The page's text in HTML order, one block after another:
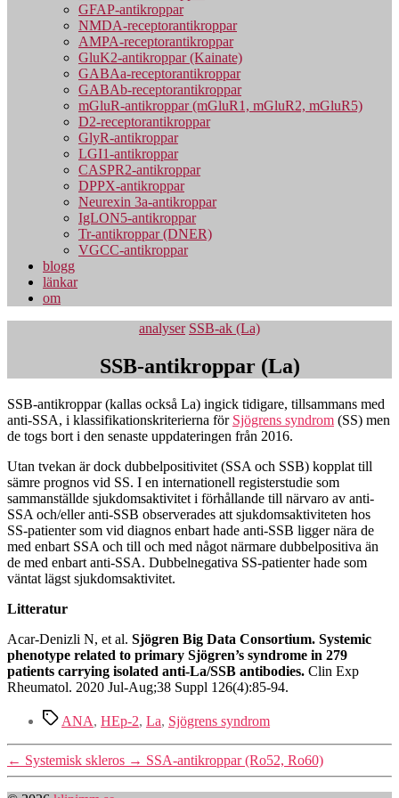
GFAP-antikroppar
NMDA-receptorantikroppar
AMPA-receptorantikroppar
GluK2-antikroppar (Kainate)
GABAa-receptorantikroppar
GABAb-receptorantikroppar
mGluR-antikroppar (mGluR1, mGluR2, mGluR5)
D2-receptorantikroppar
GlyR-antikroppar
LGI1-antikroppar
CASPR2-antikroppar
DPPX-antikroppar
Neurexin 3a-antikroppar
IgLON5-antikroppar
Tr-antikroppar (DNER)
VGCC-antikroppar
blogg
länkar
om
Kategorier
analyser SSB-ak (La)
SSB-antikroppar (La)
SSB-antikroppar (kallas också La) ingick tidigare, tillsammans med
anti-SSA, i klassifikationskriterierna för Sjögrens syndrom (SS) men
de togs bort i den senaste uppdateringen från 2016.
Utan tvekan är dock dubbelpositivitet (SSA och SSB) kopplat till
sämre prognos vid SS. I en internationell registerstudie som
sammanställde sjukdomsaktivitet i förhållande till närvaro av anti-
SSA och/eller anti-SSB observerades att sjukdomsaktiviteten hos
SS-patienter som vid diagnos enbart hade anti-SSB ligger nära de
med enbart SSA och till och med något närmare dubbelpositiva än
de med enbart anti-SSA. Dubbelnegativa SS-patienter hade som
väntat lägst sjukdomsaktivitet.
Litteratur
Acar-Denizli N, et al. Sjögren Big Data Consortium. Systemic
phenotype related to primary Sjögren’s syndrome in 279
patients carrying isolated anti-La/SSB antibodies. Clin Exp
Rheumatol. 2020 Jul-Aug;38 Suppl 126(4):85-94.
Etiketter
ANA, HEp-2, La, Sjögrens syndrom
← Systemisk skleros → SSA-antikroppar (Ro52, Ro60)